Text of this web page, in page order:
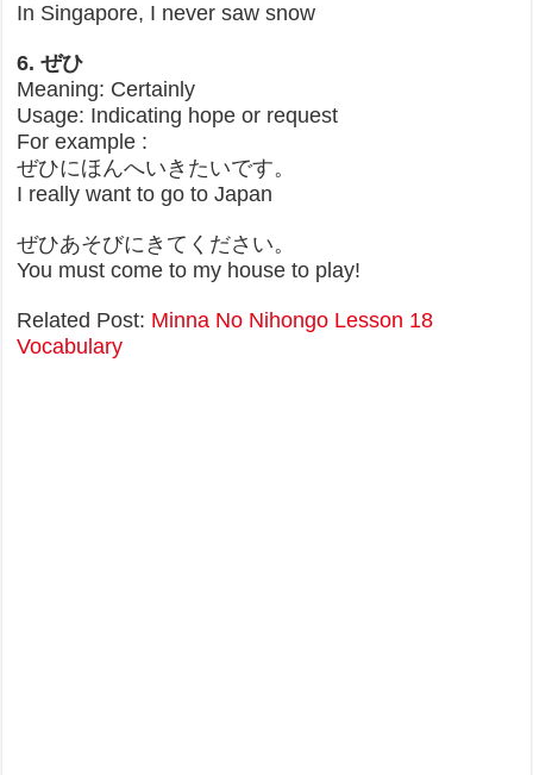
In Singapore, I never saw snow
6. ぜひ
Meaning: Certainly
Usage: Indicating hope or request
For example :
ぜひにほんへいきたいです。
I really want to go to Japan
ぜひあそびにきてください。
You must come to my house to play!
Related Post: Minna No Nihongo Lesson 18
Vocabulary